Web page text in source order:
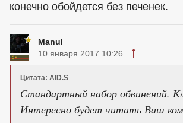
конечно обойдется без печенек.
Manul
10 января 2017 10:26
Цитата: AID.S
Стандартный набор обвинений.
Интересно будет читать Ваш